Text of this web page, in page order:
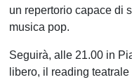
un repertorio capace di
musica pop.
Seguirà, alle 21.00 in
libero, il reading